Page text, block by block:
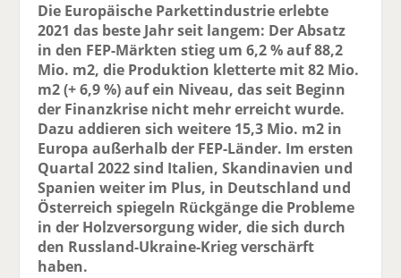
Die Europäische Parkettindustrie erlebte
2021 das beste Jahr seit langem: Der Absatz
in den FEP-Märkten stieg um 6,2 % auf 88,2
Mio. m2, die Produktion kletterte mit 82 Mio.
m2 (+ 6,9 %) auf ein Niveau, das seit Beginn
der Finanzkrise nicht mehr erreicht wurde.
Dazu addieren sich weitere 15,3 Mio. m2 in
Europa außerhalb der FEP-Länder. Im ersten
Quartal 2022 sind Italien, Skandinavien und
Spanien weiter im Plus, in Deutschland und
Österreich spiegeln Rückgänge die Probleme
in der Holzversorgung wider, die sich durch
den Russland-Ukraine-Krieg verschärft
haben.